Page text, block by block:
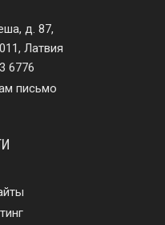
д. 87,
Латвия
6776
письмо